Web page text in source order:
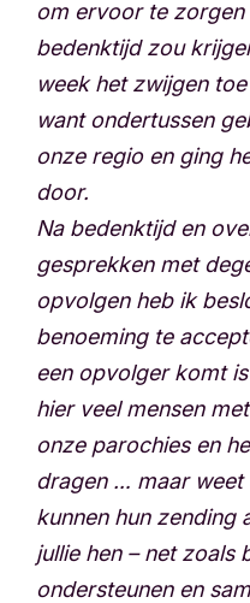
om ervoor te
bedenktijd zou
week het zwijgen
want ondertussen
onze regio en ging
door.
Na bedenktijd en
gesprekken met
opvolgen heb ik
benoeming te
een opvolger komt
hier veel mensen
onze parochies en
dragen … maar weet
kunnen hun zending
jullie hen – net zoals
ondersteunen en